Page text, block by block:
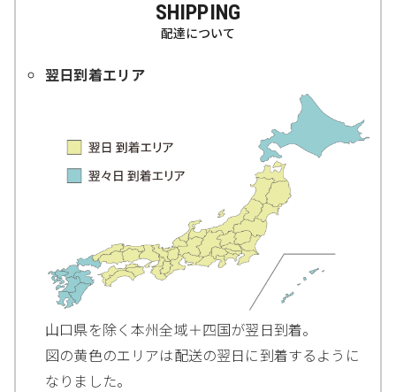
SHIPPING
配達について
翌日到着エリア
山口県を除く本州全域＋四国が翌日到着。
図の黄色のエリアは配送の翌日に到着するように
なりました。